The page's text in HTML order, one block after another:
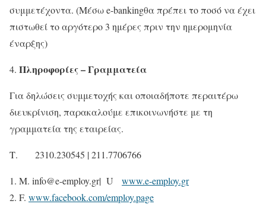
συμμετέχοντα. (Mέσω e-bankingθα πρέπει το ποσό να έχει
πιστωθεί το αργότερο 3 ημέρες πριν την ημερομηνία
έναρξης)
Πληροφορίες – Γραμματεία
Για δηλώσεις συμμετοχής και οποιαδήποτε περαιτέρω
διευκρίνιση, παρακαλούμε επικοινωνήστε με τη
γραμματεία της εταιρείας.
Τ. 2310.230545 | 211.7706766
M. info@e-employ.gr| U www.e-employ.gr
F. www.facebook.com/employ.page